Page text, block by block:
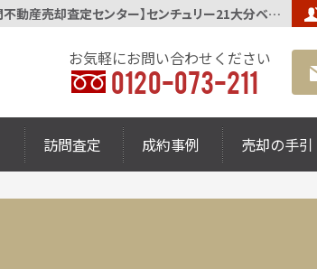
2021年も売り時は続く？「住宅ローン減税延長」が検討中 - 【 大分エリア専門不動産売却査定センター】センチュリー21大分ベスト不動産
お気軽にお問い合わせください
0120-073-211
訪問査定 成約事例 売却の手引